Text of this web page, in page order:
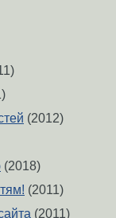
(2012)
(2018)
(2011)
(2011)